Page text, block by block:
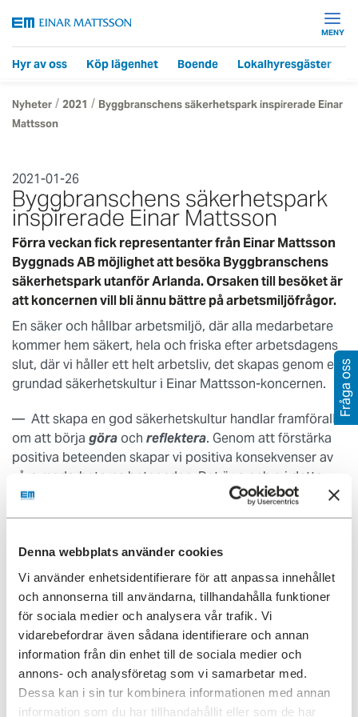
Denna webbplats använder cookies
Vi använder enhetsidentifierare för att anpassa innehållet
och annonserna till användarna, tillhandahålla funktioner
för sociala medier och analysera vår trafik. Vi
vidarebefordrar även sådana identifierare och annan
information från din enhet till de sociala medier och
annons- och analysföretag som vi samarbetar med.
Dessa kan i sin tur kombinera informationen med annan
information som du har tillhandahållit eller som de har
MENY
Hyr av oss Köp lägenhet Boende Lokalhyresgäster
Nyheter / 2021 / Byggbranschens säkerhetspark inspirerade Einar
Mattsson
2021-01-26
Byggbranschens säkerhetspark
inspirerade Einar Mattsson
Förra veckan fick representanter från Einar Mattsson
Byggnads AB möjlighet att besöka Byggbranschens
säkerhetspark utanför Arlanda. Orsaken till besöket är
att koncernen vill bli ännu bättre på arbetsmiljöfrågor.
En säker och hållbar arbetsmiljö, där alla medarbetare
kommer hem säkert, hela och friska efter arbetsdagens
slut, där vi håller ett helt arbetsliv, det skapas genom en
grundad säkerhetskultur i Einar Mattsson-koncernen.
— Att skapa en god säkerhetskultur handlar framförallt
om att börja göraoch reflektera. Genom att förstärka
positiva beteenden skapar vi positiva konsekvenser av
våra medarbetares beteenden. Det är a och o i detta
livsviktiga arbete, säger Torbjörn Karlsson, Arbetschef,
Einar Mattsson Byggnads AB, som var en av besökarna
Fråga oss